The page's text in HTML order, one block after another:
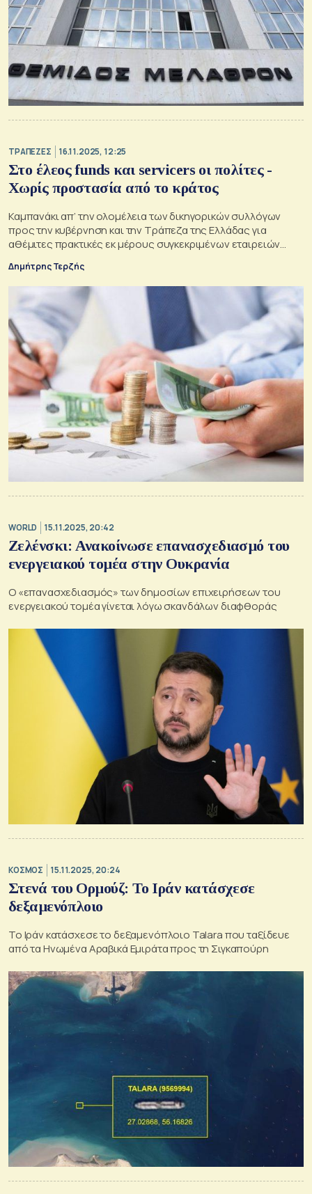
ΤΡΑΠΕΖΕΣ 16.11.2025, 12:25
Στο έλεος funds και servicers οι πολίτες -
Χωρίς προστασία από το κράτος
Καμπανάκι απ’ την ολομέλεια των δικηγορικών συλλόγων
προς την κυβέρνηση και την Τράπεζα της Ελλάδας για
αθέμιτες πρακτικές εκ μέρους συγκεκριμένων εταιρειών
χώρα μας.
Δημήτρης Τερζής
WORLD 15.11.2025, 20:42
Ζελένσκι: Ανακοίνωσε επανασχεδιασμό του
ενεργειακού τομέα στην Ουκρανία
Ο «επανασχεδιασμός» των δημοσίων επιχειρήσεων του
ενεργειακού τομέα γίνεται λόγω σκανδάλων διαφθοράς
ΚΟΣΜΟΣ 15.11.2025, 20:24
Στενά του Ορμούζ: Το Ιράν κατάσχεσε
δεξαμενόπλοιο
Το Ιράν κατάσχεσε το δεξαμενόπλοιο Talara που ταξίδευε
από τα Ηνωμένα Αραβικά Εμιράτα προς τη Σιγκαπούρη